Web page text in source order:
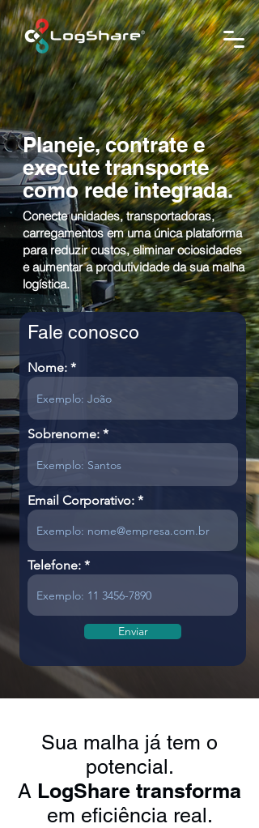
Planeje, contrate e
execute transporte
como rede integrada.
Conecte unidades, transportadoras,
carregamentos em uma única plataforma
para reduzir custos, eliminar ociosidades
e aumentar a produtividade da sua malha
logística.
Fale conosco
Nome:
Sobrenome:
Email Corporativo:
Telefone:
Enviar
Sua malha já tem o
potencial.
A LogShare transforma
em eficiência real.